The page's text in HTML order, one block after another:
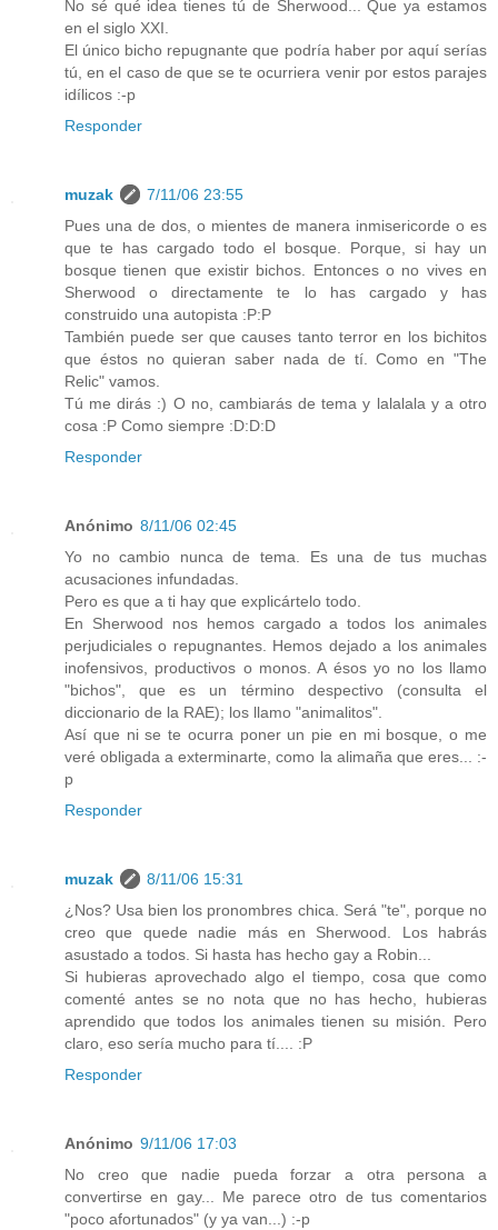
No sé qué idea tienes tú de Sherwood... Que ya estamos
en el siglo XXI.
El único bicho repugnante que podría haber por aquí serías
tú, en el caso de que se te ocurriera venir por estos parajes
idílicos :-p
Responder
muzak
7/11/06 23:55
Pues una de dos, o mientes de manera inmisericorde o es
que te has cargado todo el bosque. Porque, si hay un
bosque tienen que existir bichos. Entonces o no vives en
Sherwood o directamente te lo has cargado y has
construido una autopista :P:P
También puede ser que causes tanto terror en los bichitos
que éstos no quieran saber nada de tí. Como en "The
Relic" vamos.
Tú me dirás :) O no, cambiarás de tema y lalalala y a otro
cosa :P Como siempre :D:D:D
Responder
Anónimo 8/11/06 02:45
Yo no cambio nunca de tema. Es una de tus muchas
acusaciones infundadas.
Pero es que a ti hay que explicártelo todo.
En Sherwood nos hemos cargado a todos los animales
perjudiciales o repugnantes. Hemos dejado a los animales
inofensivos, productivos o monos. A ésos yo no los llamo
"bichos", que es un término despectivo (consulta el
diccionario de la RAE); los llamo "animalitos".
Así que ni se te ocurra poner un pie en mi bosque, o me
veré obligada a exterminarte, como la alimaña que eres... :-
p
Responder
muzak
8/11/06 15:31
¿Nos? Usa bien los pronombres chica. Será "te", porque no
creo que quede nadie más en Sherwood. Los habrás
asustado a todos. Si hasta has hecho gay a Robin...
Si hubieras aprovechado algo el tiempo, cosa que como
comenté antes se no nota que no has hecho, hubieras
aprendido que todos los animales tienen su misión. Pero
claro, eso sería mucho para tí.... :P
Responder
Anónimo 9/11/06 17:03
No creo que nadie pueda forzar a otra persona a
convertirse en gay... Me parece otro de tus comentarios
"poco afortunados" (y ya van...) :-p